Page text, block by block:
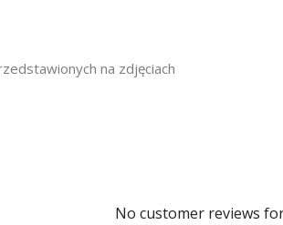
na zdjęciach
No customer reviews